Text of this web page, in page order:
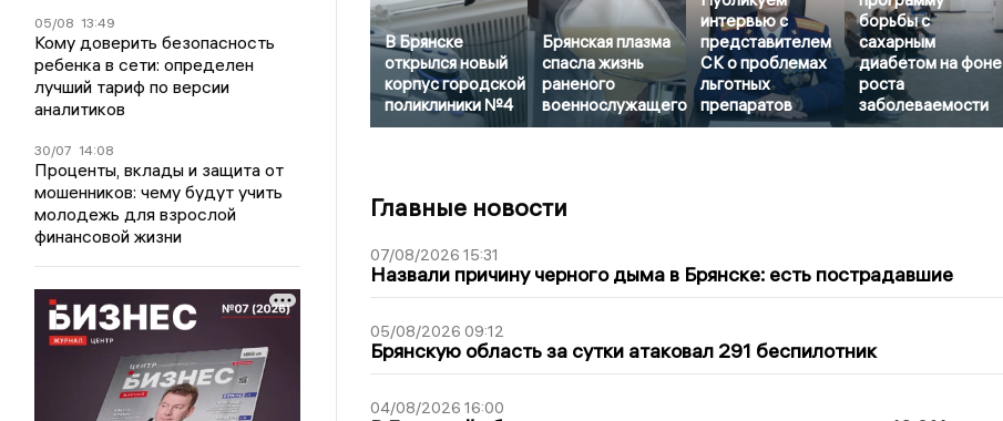
05/08 13:49
Кому доверить безопасность
ребенка в сети: определен
лучший тариф по версии
аналитиков
30/07 14:08
Проценты, вклады и защита от
мошенников: чему будут учить
молодежь для взрослой
финансовой жизни
В Брянске
открылся новый
корпус городской
поликлиники №4
Брянская плазма
спасла жизнь
раненого
военнослужащего
интервью с
представителем
СК о проблемах
льготных
препаратов
борьбы с
сахарным
диабетом на фоне
роста
заболеваемости
Главные новости
07/08/2026 15:31
Назвали причину черного дыма в Брянске: есть пострадавшие
05/08/2026 09:12
Брянскую область за сутки атаковал 291 беспилотник
04/08/2026 16:00